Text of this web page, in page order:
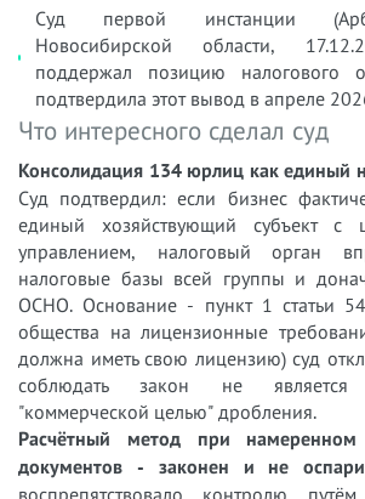
Суд первой инстанции
Новосибирской области,
поддержал позицию налогового
подтвердила этот вывод в апреле
Что интересного сделал суд
Консолидация 134 юрлиц как единый
Суд подтвердил: если бизнес
единый хозяйствующий субъект с
управлением, налоговый орган
налоговые базы всей группы и
ОСНО. Основание - пункт 1 статьи
общества на лицензионные
должна иметь свою лицензию) суд
соблюдать закон не является
"коммерческой целью" дробления.
Расчётный метод при намеренном
документов - законен и не
воспрепятствовало контролю путём